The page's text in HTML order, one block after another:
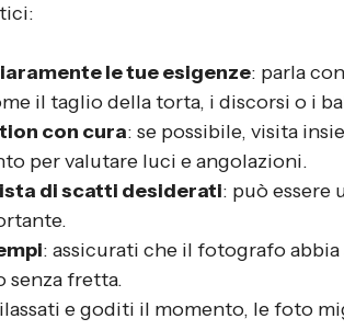
le tue esigenze: parla
il taglio della torta, i discorsi o i
con cura: se possibile, visita
per valutare luci e angolazioni.
di scatti desiderati: può essere
: assicurati che il fotografo
senza fretta.
e goditi il momento, le foto